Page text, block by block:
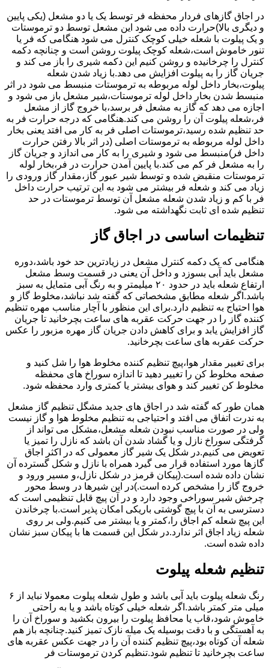
در اجاق گازهای فردار محفظه فر توسط یک یا دو مشعل (یکی پایین
و دیگری بالا)حرارت داده می شود این مشعل توسط دو ترموستات
و یک پیلوت با شعله خیلی کوچک کنترل می شود هنگامی که فر یا
تنور خاموش است،شعله کوچک پیلوت روشن است و چنانچه دکمه
کنترل را چرخانیده و روشن کنیم این دکمه شیری را باز می کند و
جریان گاز را به پیلوت افزایش می دهد.با زیاد شدن شعله
پیلوت،بخار داخل لوله مربوطه به ترموستات منبسط می شود در اثر
منبسط شدن بخار داخل لوله ترموستات،شیر مشعل باز می شود و
اجازه می دهد که گاز به مشعل فر برسد،با خروج گاز از مشعل
فر،شعله پیلوت آن را روشن می کند.هنگامی که درجه حرارت فر به
حد تنظیم شده رسید،ترموستات اصلی فر به کار می افتد یعنی بخار
داخل لوله مربوطه به ترموستات اصلی (در اثر بالا رفتن حرارت
داخل فر)منبسط می شود و شیری را به کار می اندازد و جریان گاز
را به مشعل فر کم می کند.با پایین آمدن حرارت در فر،بخار لوله
ترموستات منقبض شده و توسط شیر عبور گاز،مقدار گاز ورودی را
زیاد می کند و شعله فر بیشتر می شود به این ترتیب حرارت داخل
فر با کم و زیاد شدن شعله مشعل آن توسط ترموستات در حد
تنظیم شده ای ثابت نگهداشته می شود.
تنظیمات اساسی در اجاق گاز
هنگامی که یک دکمه کنترل مشعل در زیادترین حد خود باشد،دوره
مشعل باید آبی بسوزد و داخل آن یعنی در قسمت وسط مشعل
ارتفاع شعله باید در حدود ۲۰ میلیمتر و به رنگ آبی متمایل به سبز
باشد.اگر شعله مطابق مشخصاتی که گفته شد نباشد،مخلوط گاز و
هوا احتیاج به تنظیم دارد.برای این منظور با آچار مناسب مهره تنظیم
کننده گاز را در جهت حرکت عقربه های ساعت بچرخانید تا جریان
گاز افزایش یابد و برای کاهش دادن جریان گاز مهره مزبور را عکس
حرکت عقربه های ساعت بچرخانید.
برای تغییر مقدار هوا،پیچ تنظیم کننده مخلوط هوا را شل کنید و
صفحه مخلوط کن را تغییر دهید تا اندازه سوراخ های محفظه
مخلوط کن تغییر کند و هوای بیشتر یا کمتری وارد محفظه شود.
همان طور که گفته شد در اجاق های جدید مشگل تنظیم گاز مشعل
به ندرت اتفاق می افتد و احتیاجی به تنظیم مخلوط هوا و گاز نیست
ولی در صورت مناسب نبودن شعله مشعل،مشکل می تواند از
گرفتگی سوراخ نازل و یا گشاد شدن آن باشد که نازل را تمیز یا
تعویض می کنیم.در شکل یک شیر گاز معمولی که در اکثر اجاق
گازها مورد استفاده قرار می گیرد همراه با نازل و شکل گسترده آن
نشان داده شده است.(پیکان قرمز در شکل نازل،و مسیر ورود و
خروج گاز را مشخص کرده است.)در این شیرها در وسط محور
چرخش شیر سوراخی وجود دارد و در آن پیچ قابل تنظیمی است که
دسترسی به آن با پیچ گوشتی باریکی امکان پذیر است.با چرخاندن
این پیچ شعله کم اجاق را،کمتر و یا بیشتر می کنیم.ولی بر روی
شعله زیاد اجاق اثر ندارد.در شکل این قسمت ها با پیکان سبز نشان
داده شده است.
تنظیم شعله پیلوت
رنگ شعله پیلوت باید آبی باشد و طول شعله پیلوت معمولا نباید از ۶
میلی متر کمتر باشد.اگر شعله خیلی کوتاه باشد و یا به راحتی
خاموش شود،قاب یا محافظ پیلوت را بیرون بکشید و سوراخ آن را
به آهستگی و با دقت بوسیله یک میله نازک تمیز کنید.چنانچه باز هم
شعله آن کوتاه بود،پیچ تنظیم کننده آن را در جهت عکس عقربه های
ساعت بچرخانید تا تنظیم شود.تنظیم کردن ترموستات فر